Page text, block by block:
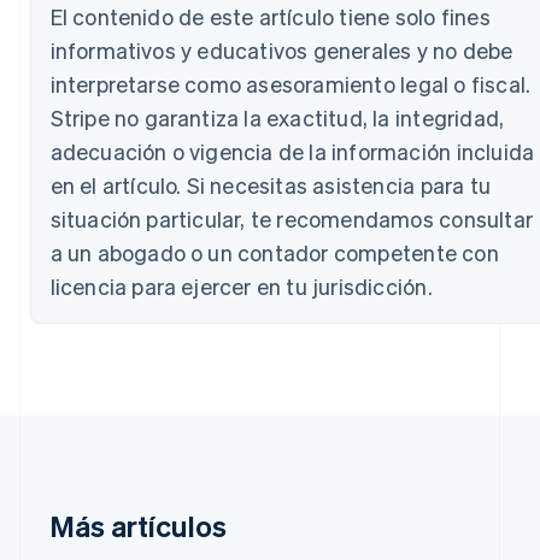
El contenido de este artículo tiene solo fines
informativos y educativos generales y no debe
interpretarse como asesoramiento legal o fiscal.
Stripe no garantiza la exactitud, la integridad,
adecuación o vigencia de la información incluida
en el artículo. Si necesitas asistencia para tu
situación particular, te recomendamos consultar
a un abogado o un contador competente con
licencia para ejercer en tu jurisdicción.
Más artículos
English
Austria
Deutsch English
Bélgica
NederlandsFrançaisDeutschEnglish
Brasil
PortuguêsEnglish
Bulgaria
English
Canadá
EnglishFrançais
China continental
Chipre
Eslovaquia